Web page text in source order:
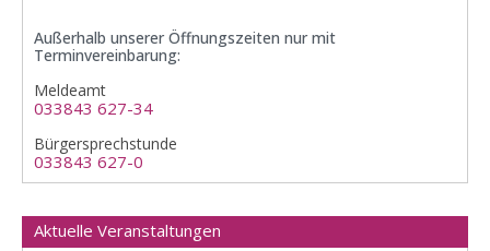
Außerhalb unserer Öffnungszeiten nur mit
Terminvereinbarung:
Meldeamt
033843 627-34
Bürgersprechstunde
033843 627-0
Aktuelle Veranstaltungen